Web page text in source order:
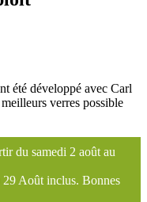
été développé avec Carl
verres possible
du samedi 2 août au
29 Août inclus. Bonnes